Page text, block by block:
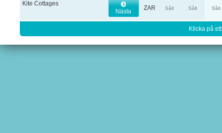
Kite Cottages
Nästa
ZAR Sålt Sålt Sålt
Klicka på